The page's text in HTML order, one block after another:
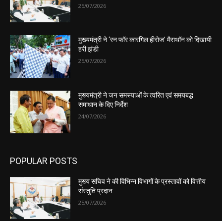
25/07/2026
मुख्यमंत्री ने ‘रन फॉर कारगिल हीरोज’ मैराथॉन को दिखायी
हरी झंडी
25/07/2026
मुख्यमंत्री ने जन समस्याओं के त्वरित एवं समयबद्ध
समाधान के दिए निर्देश
24/07/2026
POPULAR POSTS
मुख्य सचिव ने की विभिन्न विभागों के प्रस्तावों को वित्तीय
संस्तुति प्रदान
25/07/2026